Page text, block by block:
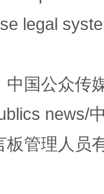
legal
中国公众传
news/
板管理人员